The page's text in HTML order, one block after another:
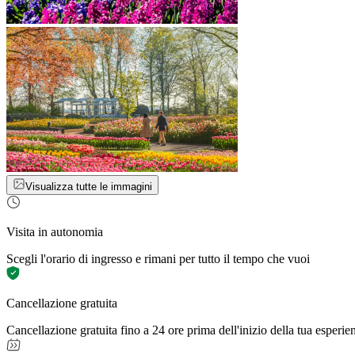
Visualizza tutte le immagini
Visita in autonomia
Scegli l'orario di ingresso e rimani per tutto il tempo che vuoi
Cancellazione gratuita
Cancellazione gratuita fino a 24 ore prima dell'inizio della tua